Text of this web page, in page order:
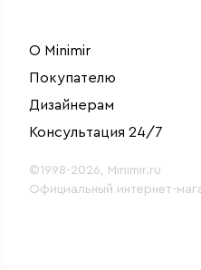
О Minimir
Покупателю
Дизайнерам
Консультация 24/7
©1998-2026, Minimir.ru
Официальный интернет-